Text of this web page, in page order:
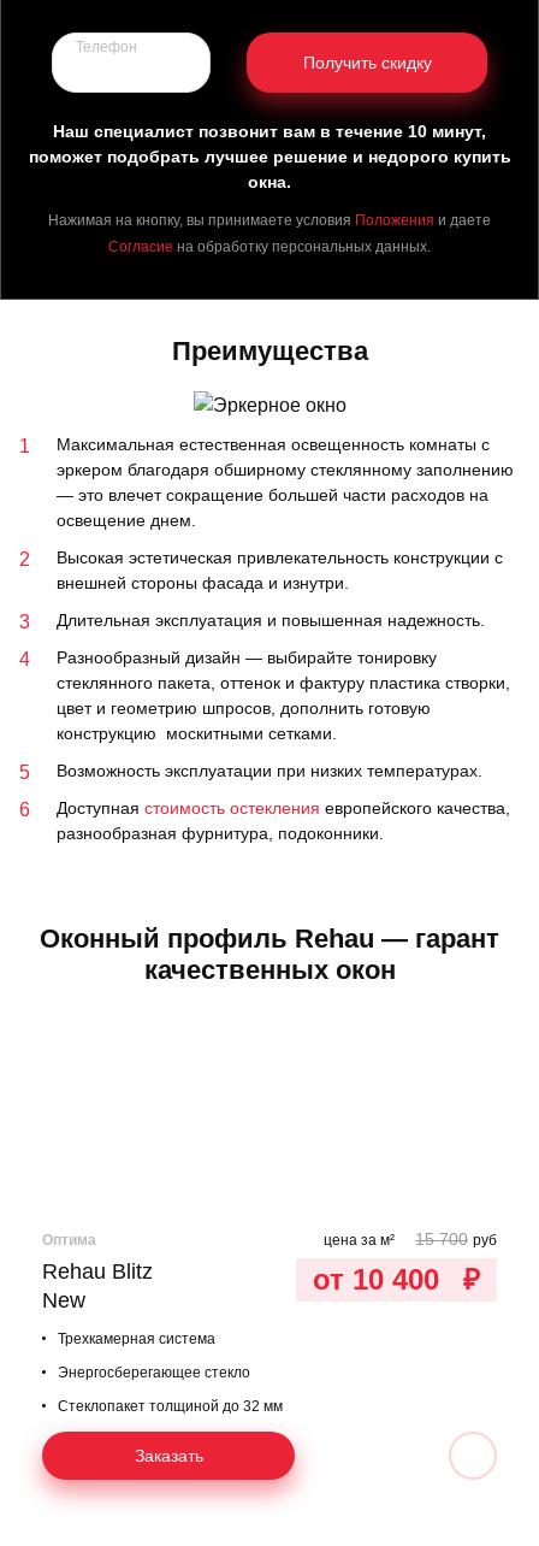
Телефон
Получить скидку
Наш специалист позвонит вам в течение 10 минут,
поможет подобрать лучшее решение и недорого купить
окна.
Нажимая на кнопку, вы принимаете условия Положения и даете
Согласие на обработку персональных данных.
Преимущества
Максимальная естественная освещенность комнаты с
эркером благодаря обширному стеклянному заполнению
— это влечет сокращение большей части расходов на
освещение днем.
Высокая эстетическая привлекательность конструкции с
внешней стороны фасада и изнутри.
Длительная эксплуатация и повышенная надежность.
Разнообразный дизайн — выбирайте тонировку
стеклянного пакета, оттенок и фактуру пластика створки,
цвет и геометрию шпросов, дополнить готовую
конструкцию москитными сетками.
Возможность эксплуатации при низких температурах.
Доступная стоимость остекления европейского качества,
разнообразная фурнитура, подоконники.
Оконный профиль Rehau — гарант
качественных окон
Оптима
Rehau Blitz
New
цена за м² 15 700 руб
от 10 400 ₽
Трехкамерная система
Энергосберегающее стекло
Стеклопакет толщиной до 32 мм
Заказать